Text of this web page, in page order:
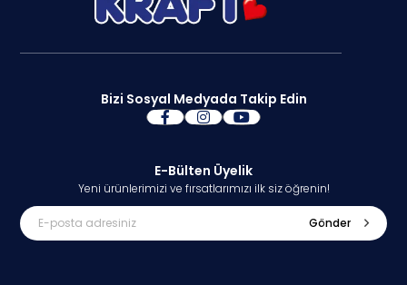
Bizi Sosyal Medyada Takip Edin
E-Bülten Üyelik
Yeni ürünlerimizi ve fırsatlarımızı ilk siz öğrenin!
Gönder